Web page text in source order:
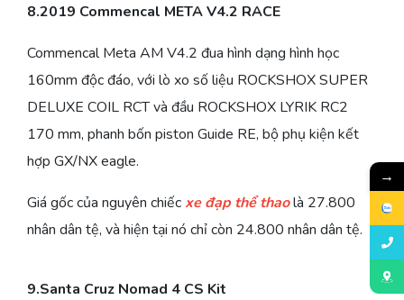
8.2019 Commencal META V4.2 RACE
Commencal Meta AM V4.2 đua hình dạng hình học
160mm độc đáo, với lò xo số liệu ROCKSHOX SUPER
DELUXE COIL RCT và đầu ROCKSHOX LYRIK RC2
170 mm, phanh bốn piston Guide RE, bộ phụ kiện kết
hợp GX/NX eagle.
Giá gốc của nguyên chiếc xe đạp thể thaolà 27.800
nhân dân tệ, và hiện tại nó chỉ còn 24.800 nhân dân tệ.
9.Santa Cruz Nomad 4 CS Kit
→